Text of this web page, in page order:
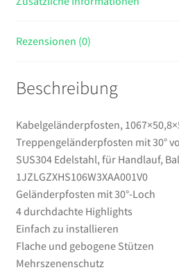
Schwarz,
Rezensionen (0)
Beschreibung
Kabelgeländerpfosten,
Treppengeländerpfosten mit 30°
SUS304 Edelstahl, für Handlauf,
1JZLGZXHS106W3XAA001V0
Geländerpfosten mit 30°-Loch
4 durchdachte Highlights
Einfach zu installieren
Flache und gebogene Stützen
Mehrszenenschutz